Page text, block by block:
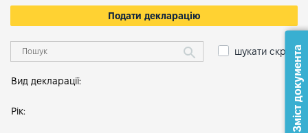
Подати декларацію
шукати скрізь
Вид декларації:
Рік: Зміст документа